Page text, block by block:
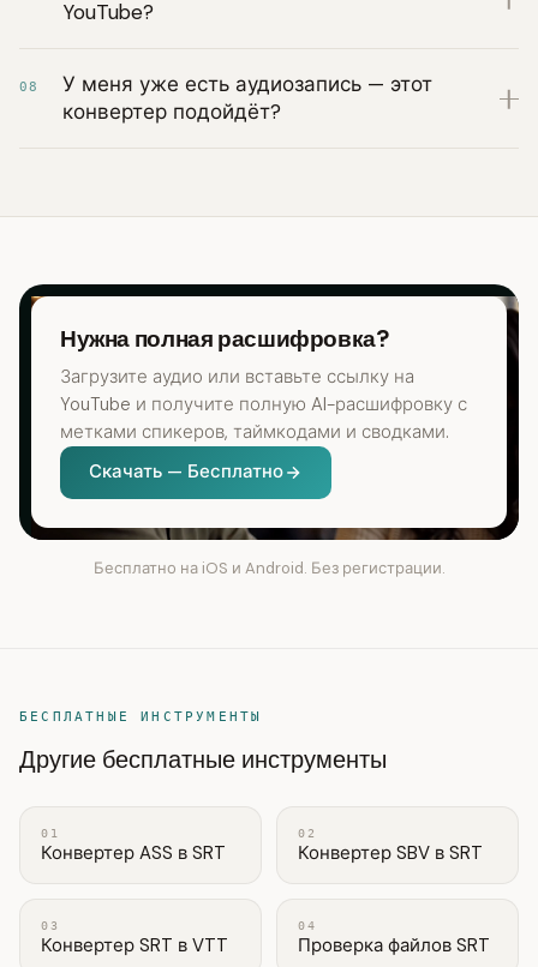
YouTube?
08
У меня уже есть аудиозапись — этот
конвертер подойдёт?
Нужна полная расшифровка?
Загрузите аудио или вставьте ссылку на
YouTube и получите полную AI-расшифровку с
метками спикеров, таймкодами и сводками.
Скачать — Бесплатно
Бесплатно на iOS и Android. Без регистрации.
БЕСПЛАТНЫЕ ИНСТРУМЕНТЫ
Другие бесплатные инструменты
01
Конвертер ASS в SRT
02
Конвертер SBV в SRT
03
Конвертер SRT в VTT
04
Проверка файлов SRT